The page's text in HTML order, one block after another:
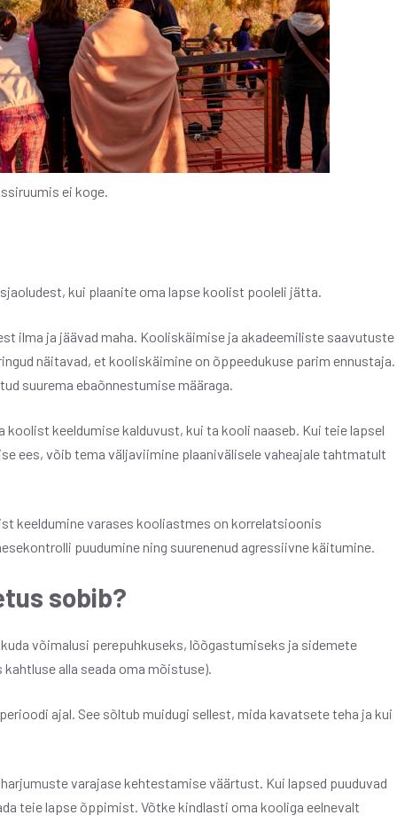
ei koge.
kui plaanite oma lapse koolist pooleli jätta.
ilma ja jäävad maha. Kooliskäimise ja akadeemiliste saavutuste
näitavad, et kooliskäimine on õppeedukuse parim ennustaja.
suurema ebaõnnestumise määraga.
keeldumise kalduvust, kui ta kooli naaseb. Kui teie lapsel
ees, võib tema väljaviimine plaanivälisele vaheajale tahtmatult
keeldumine varases kooliastmes on korrelatsioonis
puudumine ning suurenenud agressiivne käitumine.
sobib?
võimalusi perepuhkuseks, lõõgastumiseks ja sidemete
alla seada oma mõistuse).
ajal. See sõltub muidugi sellest, mida kavatsete teha ja kui
varajase kehtestamise väärtust. Kui lapsed puuduvad
teie lapse õppimist. Võtke kindlasti oma kooliga eelnevalt